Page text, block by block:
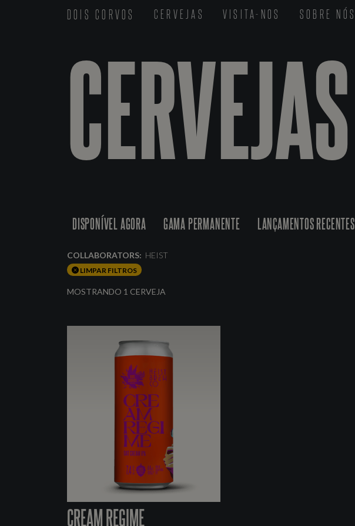
DOIS CORVOS CERVEJAS VISITA-NOS SOBRE NÓS
CERVEJAS
DISPONÍVEL AGORA GAMA PERMANENTE LANÇAMENTOS RECENTES
COLLABORATORS: HEIST
LIMPAR FILTROS
MOSTRANDO 1 CERVEJA
CREAM REGIME